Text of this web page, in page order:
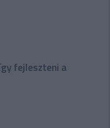
fejleszteni a